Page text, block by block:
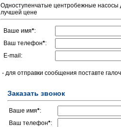
Одноступенчатые центробежные насосы
лучшей цене
Ваше имя*:
Ваш телефон*:
E-mail:
- для отправки сообщения поставте
Заказать звонок
Ваше имя*:
Ваш телефон*: